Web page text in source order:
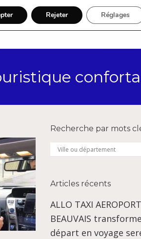
Par région
Recherche par mots
Articles récents
ALLO TAXI AEROPORT
BEAUVAIS
départ en voyage
Rejeter Réglages